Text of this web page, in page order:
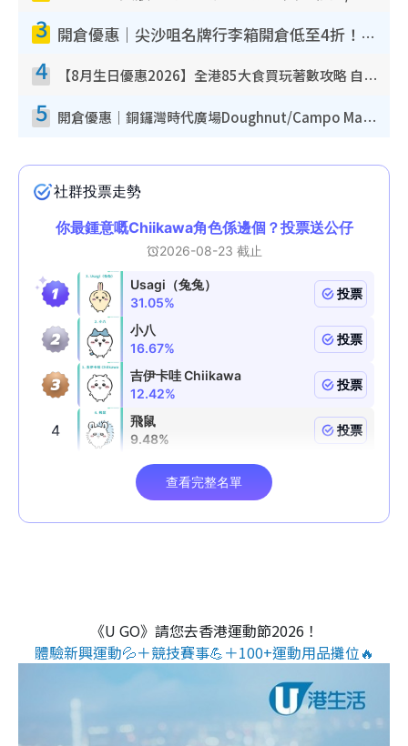
3 開倉優惠｜尖沙咀名牌行李箱開倉低至4折！一連5日 American Tourister/ace./Hallmark $200起！
4 【8月生日優惠2026】全港85大食買玩著數攻略 自助餐/火鍋放題同行免費＋誠品/DONKI送現金券
5 開倉優惠｜銅鑼灣時代廣場Doughnut/Campo Marzio開倉低至1折！背囊、書包、手袋劈價$200起
《U GO》請您去香港運動節2026！
體驗新興運動💦＋競技賽事💪＋100+運動用品攤位🔥